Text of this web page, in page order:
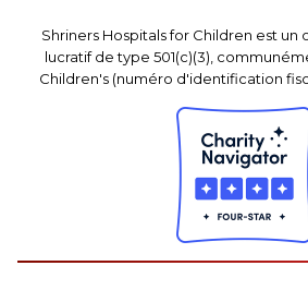
Shriners Hospitals for Children est un
lucratif de type 501(c)(3),
Children's (numéro d'identification